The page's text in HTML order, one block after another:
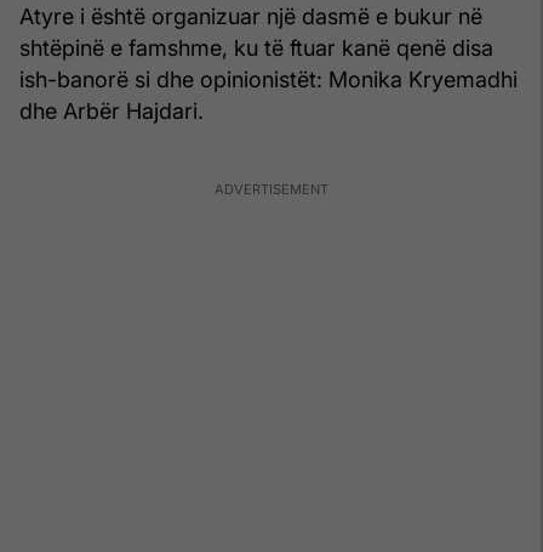
Atyre i është organizuar një dasmë e bukur në
shtëpinë e famshme, ku të ftuar kanë qenë disa
ish-banorë si dhe opinionistët: Monika Kryemadhi
dhe Arbër Hajdari.